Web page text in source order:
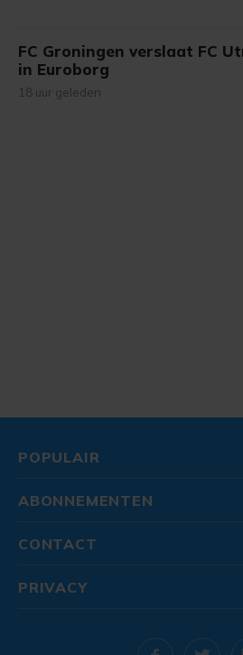
FC Groningen verslaat FC
in Euroborg
18 uur geleden
POPULAIR
ABONNEMENTEN
CONTACT
PRIVACY